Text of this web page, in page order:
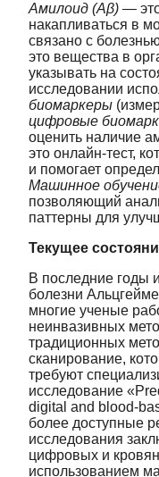
Амилоид (Aβ) —
накапливаться в
связано с
это вещества в
указывать на
исследовании
биомаркеры
цифровые
оценить наличие
это онлайн-тест,
и помогает
Машинное
позволяющий
паттерны для
Текущее
В последние годы
болезни
многие ученые
неинвазивных
традиционных
сканирование,
требуют
исследование
digital and blood-
более доступные
исследования
цифровых и
использованием